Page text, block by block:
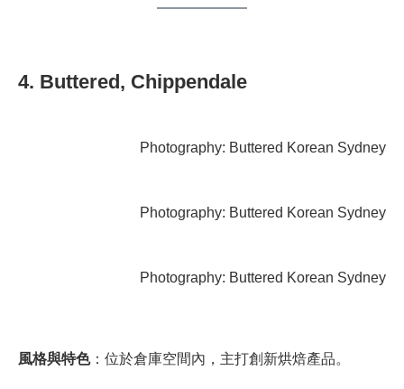
4. Buttered, Chippendale
Photography: Buttered Korean Sydney
Photography: Buttered Korean Sydney
Photography: Buttered Korean Sydney
風格與特色：位於倉庫空間內，主打創新烘焙產品。